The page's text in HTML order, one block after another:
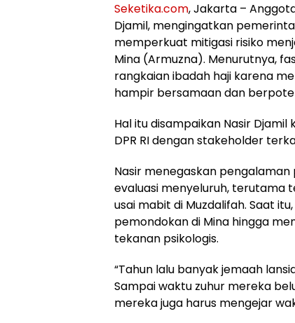
Seketika.com, Jakarta –
Djamil, mengingatkan
memperkuat mitigasi risiko
Mina (Armuzna). Menurutnya,
rangkaian ibadah haji karena
hampir bersamaan dan
Hal itu disampaikan Nasir Djamil
DPR RI dengan stakeholder
Nasir menegaskan
evaluasi menyeluruh, terutama
usai mabit di Muzdalifah. Saat
pemondokan di Mina hingga
tekanan psikologis.
“Tahun lalu banyak jemaah
Sampai waktu zuhur mereka
mereka juga harus mengejar